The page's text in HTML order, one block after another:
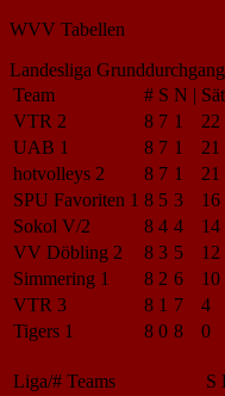
WVV Tabellen
Landesliga
Team
# S N |
VTR 2
8 7 1 22
UAB 1
8 7 1 21
hotvolleys 2
8 7 1 21
SPU Favoriten 1 8 5 3 16
Sokol V/2
8 4 4 14
VV Döbling 2
8 3 5 12
Simmering 1
8 2 6 10
VTR 3
8 1 7 4
Tigers 1
8 0 8 0
Liga/# Teams S